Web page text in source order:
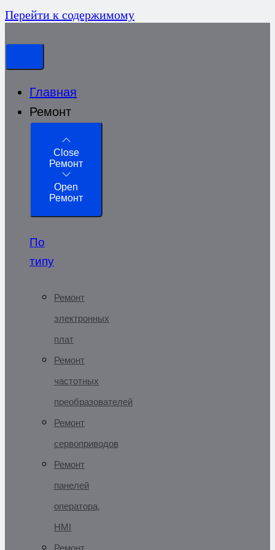
Перейти к содержимому
Главная
Ремонт
Close
Ремонт
Open
Ремонт
По
типу
Ремонт
электронных
плат
Ремонт
частотных
преобразователей
Ремонт
сервоприводов
Ремонт
панелей
оператора,
HMI
Ремонт